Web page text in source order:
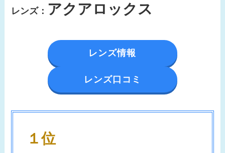
レンズ： アクアロックス
レンズ情報
レンズ口コミ
１位